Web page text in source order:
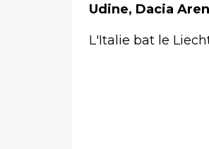
Udine, Dacia
L'Italie bat le